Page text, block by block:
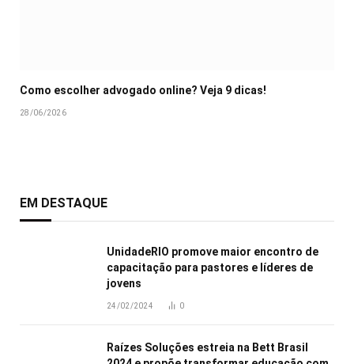
Como escolher advogado online? Veja 9 dicas!
28/06/2026
EM DESTAQUE
UnidadeRIO promove maior encontro de
capacitação para pastores e líderes de
jovens
24/02/2024 0
Raízes Soluções estreia na Bett Brasil